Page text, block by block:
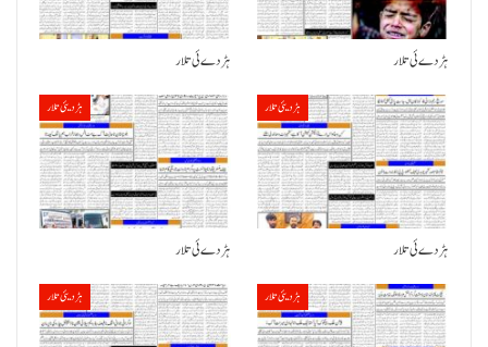
ہڑدے ئی تلار ہڑدے ئی تلار
ہڑدیئی تلار
ہڑدے ئی تلار
ہڑدیئی تلار
ہڑدے ئی تلار
ہڑدیئی تلار ہڑدیئی تلار